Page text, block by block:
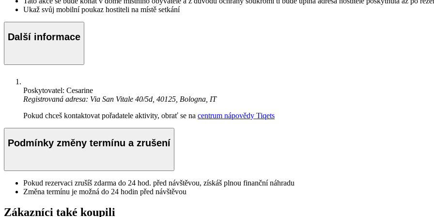
Ukaž svůj mobilní poukaz hostiteli na místě setkání
Další informace
Poskytovatel: Cesarine
Registrovaná adresa: Via San Vitale 40/5d, 40125, Bologna, IT
Pokud chceš kontaktovat pořadatele aktivity, obrať se na centrum nápovědy Tiqets
Podmínky změny termínu a zrušení
Pokud rezervaci zrušíš zdarma do 24 hod. před návštěvou, získáš plnou finanční náhradu
Změna termínu je možná do 24 hodin před návštěvou
Zákazníci také koupili